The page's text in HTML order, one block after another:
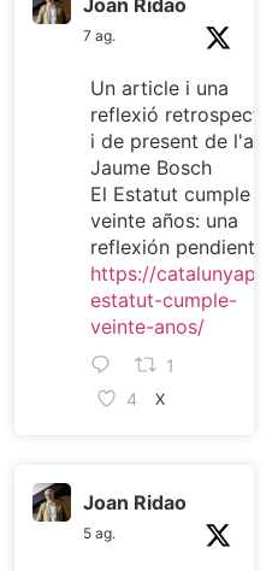
7 ag.
Un article i una
reflexió
i de present de
Jaume Bosch
El Estatut cumple
veinte años: una
reflexión pendiente
https://
estatut-cumple-
veinte-anos/
1
4
X
Joan Ridao
5 ag.